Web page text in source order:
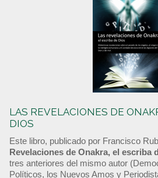
LAS REVELACIONES DE
DIOS
Este libro, publicado por Francisco
Revelaciones de Onakra, el escriba
tres anteriores del mismo autor
Políticos, los Nuevos Amos y